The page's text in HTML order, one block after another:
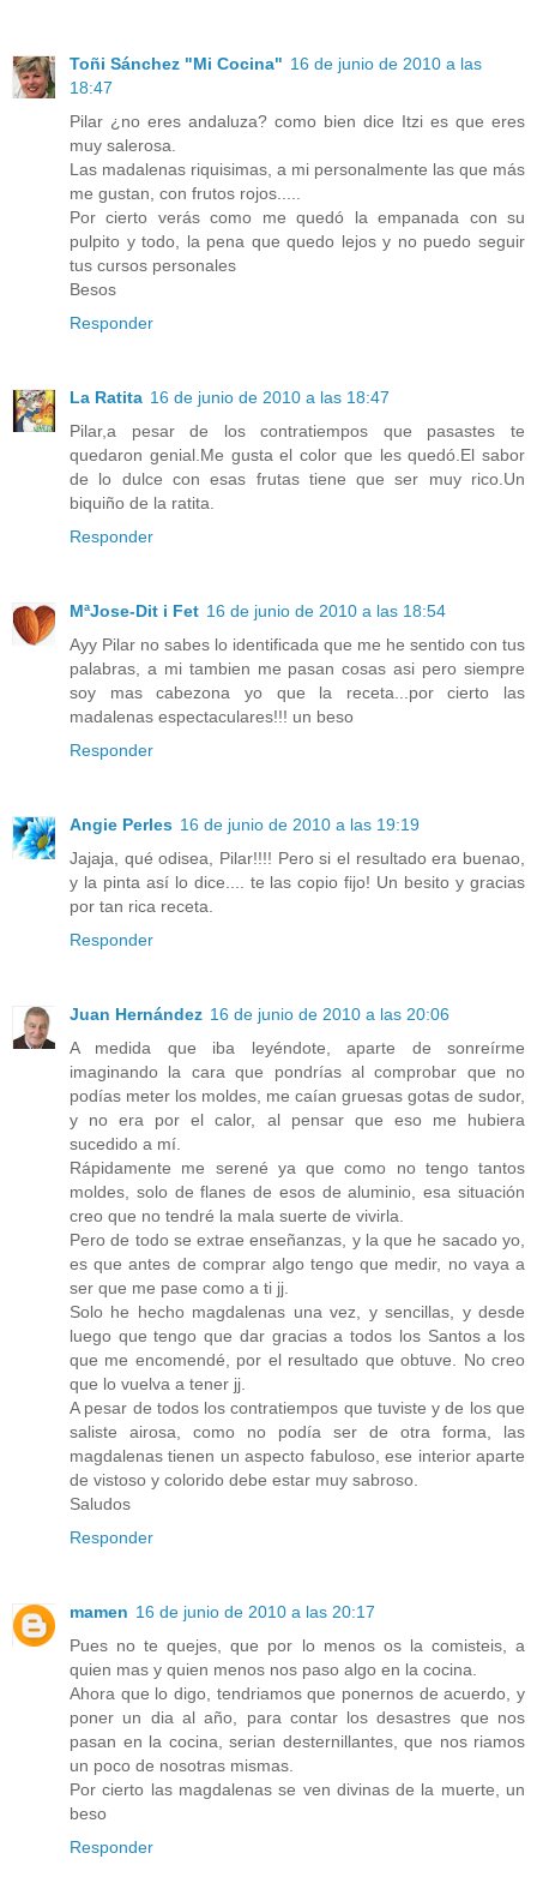
Toñi Sánchez "Mi Cocina" 16 de junio de 2010 a las
18:47
Pilar ¿no eres andaluza? como bien dice Itzi es que eres
muy salerosa.
Las madalenas riquisimas, a mi personalmente las que más
me gustan, con frutos rojos.....
Por cierto verás como me quedó la empanada con su
pulpito y todo, la pena que quedo lejos y no puedo seguir
tus cursos personales
Besos
Responder
La Ratita 16 de junio de 2010 a las 18:47
Pilar,a pesar de los contratiempos que pasastes te
quedaron genial.Me gusta el color que les quedó.El sabor
de lo dulce con esas frutas tiene que ser muy rico.Un
biquiño de la ratita.
Responder
MªJose-Dit i Fet 16 de junio de 2010 a las 18:54
Ayy Pilar no sabes lo identificada que me he sentido con tus
palabras, a mi tambien me pasan cosas asi pero siempre
soy mas cabezona yo que la receta...por cierto las
madalenas espectaculares!!! un beso
Responder
Angie Perles 16 de junio de 2010 a las 19:19
Jajaja, qué odisea, Pilar!!!! Pero si el resultado era buenao,
y la pinta así lo dice.... te las copio fijo! Un besito y gracias
por tan rica receta.
Responder
Juan Hernández 16 de junio de 2010 a las 20:06
A medida que iba leyéndote, aparte de sonreírme
imaginando la cara que pondrías al comprobar que no
podías meter los moldes, me caían gruesas gotas de sudor,
y no era por el calor, al pensar que eso me hubiera
sucedido a mí.
Rápidamente me serené ya que como no tengo tantos
moldes, solo de flanes de esos de aluminio, esa situación
creo que no tendré la mala suerte de vivirla.
Pero de todo se extrae enseñanzas, y la que he sacado yo,
es que antes de comprar algo tengo que medir, no vaya a
ser que me pase como a ti jj.
Solo he hecho magdalenas una vez, y sencillas, y desde
luego que tengo que dar gracias a todos los Santos a los
que me encomendé, por el resultado que obtuve. No creo
que lo vuelva a tener jj.
A pesar de todos los contratiempos que tuviste y de los que
saliste airosa, como no podía ser de otra forma, las
magdalenas tienen un aspecto fabuloso, ese interior aparte
de vistoso y colorido debe estar muy sabroso.
Saludos
Responder
mamen 16 de junio de 2010 a las 20:17
Pues no te quejes, que por lo menos os la comisteis, a
quien mas y quien menos nos paso algo en la cocina.
Ahora que lo digo, tendriamos que ponernos de acuerdo, y
poner un dia al año, para contar los desastres que nos
pasan en la cocina, serian desternillantes, que nos riamos
un poco de nosotras mismas.
Por cierto las magdalenas se ven divinas de la muerte, un
beso
Responder